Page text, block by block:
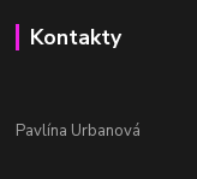
Kontakty
Pavlína Urbanová